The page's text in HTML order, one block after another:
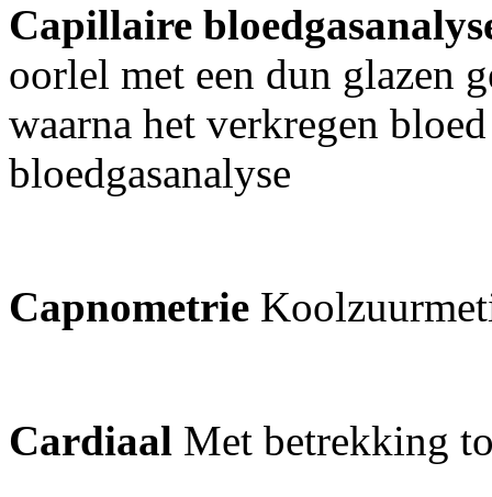
Capillaire
oorlel met een dun glazen
waarna het verkregen
bloedgasanalyse
Capnometrie
Cardiaal Met betrekking